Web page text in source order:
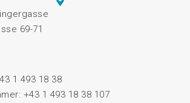
69-71
1 493 18 38
+43 1 493 18 38 107